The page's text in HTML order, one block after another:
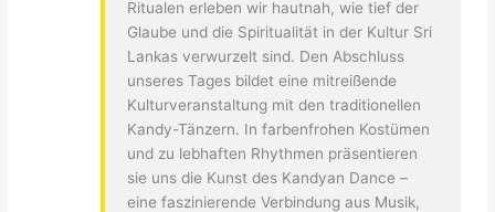
Ritualen erleben wir hautnah, wie tief der
Glaube und die Spiritualität in der Kultur Sri
Lankas verwurzelt sind. Den Abschluss
unseres Tages bildet eine mitreißende
Kulturveranstaltung mit den traditionellen
Kandy-Tänzern. In farbenfrohen Kostümen
und zu lebhaften Rhythmen präsentieren
sie uns die Kunst des Kandyan Dance –
eine faszinierende Verbindung aus Musik,